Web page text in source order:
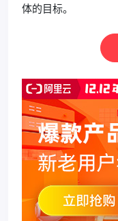
体的目标。